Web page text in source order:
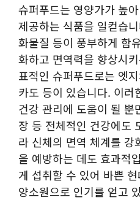
슈퍼푸드는 영양가가 높
제공하는 식품을 일컫습
화물질 등이 풍부하게 함
화하고 면역력을 향상시
표적인 슈퍼푸드로는 엣
카도 등이 있습니다. 이러
건강 관리에 도움이 될 뿐
장 등 전체적인 건강에도
라 신체의 면역 체계를 강
을 예방하는 데도 효과적
게 섭취할 수 있어 바쁜
양소원으로 인기를 얻고